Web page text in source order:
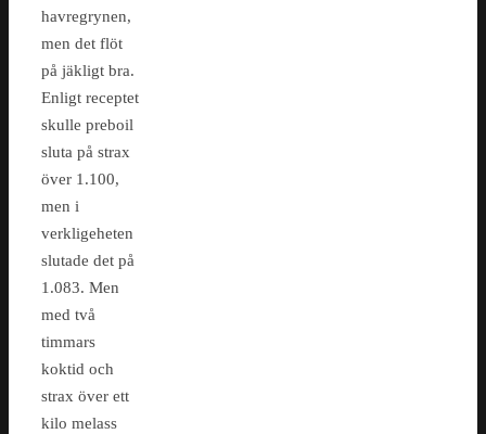
havregrynen,
men det flöt
på jäkligt bra.
Enligt receptet
skulle preboil
sluta på strax
över 1.100,
men i
verkligeheten
slutade det på
1.083. Men
med två
timmars
koktid och
strax över ett
kilo melass